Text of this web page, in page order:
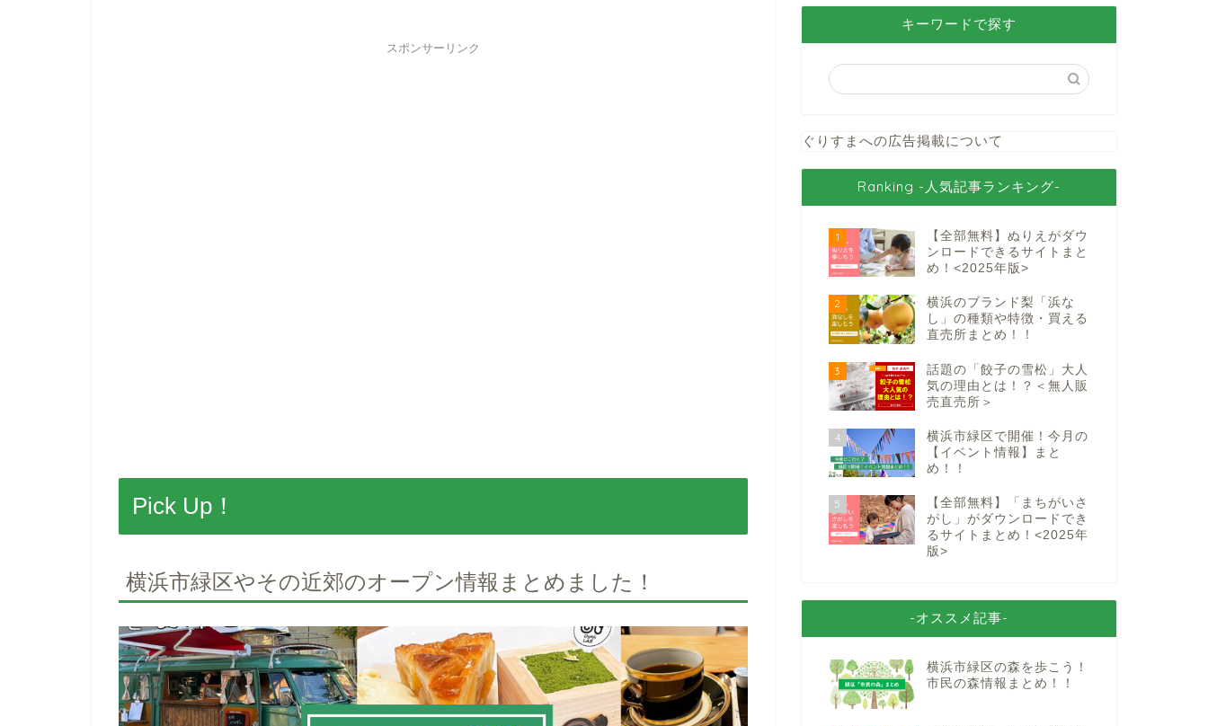
スポンサーリンク
Pick Up！
横浜市緑区やその近郊のオープン情報まとめました！
キーワードで探す
ぐりすまへの広告掲載について
Ranking -人気記事ランキング-
1
【全部無料】ぬりえがダウ
ンロードできるサイトまと
め！<2025年版>
2
横浜のブランド梨「浜な
し」の種類や特徴・買える
直売所まとめ！！
3
話題の「餃子の雪松」大人
気の理由とは！？＜無人販
売直売所＞
4
横浜市緑区で開催！今月の
【イベント情報】まと
め！！
5
【全部無料】「まちがいさ
がし」がダウンロードでき
るサイトまとめ！<2025年
版>
-オススメ記事-
横浜市緑区の森を歩こう！
市民の森情報まとめ！！